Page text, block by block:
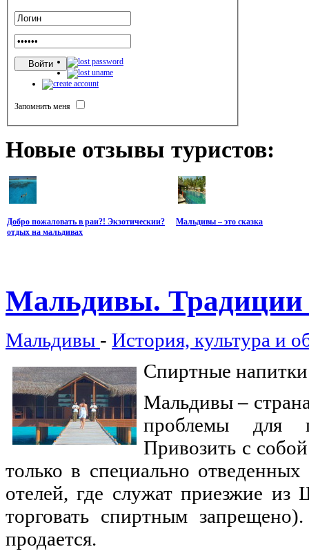
Запомнить меня
Новые отзывы туристов:
Добро пожаловать в раи?! Экзотическии?
отдых на мальдивах
Мальдивы – это сказка
Мальдивы.
Мальдивы - История, культура и
Спиртные напитки
Мальдивы –
проблемы для
Привозить с
только в специально
отелей, где служат приезжие
торговать спиртным
продается.